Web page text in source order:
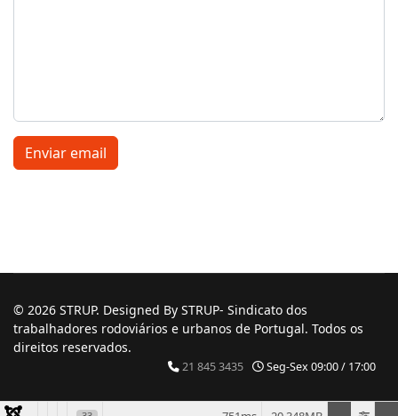
Enviar email
© 2026 STRUP. Designed By STRUP- Sindicato dos
trabalhadores rodoviários e urbanos de Portugal. Todos os
direitos reservados.
21 845 3435 Seg-Sex 09:00 / 17:00